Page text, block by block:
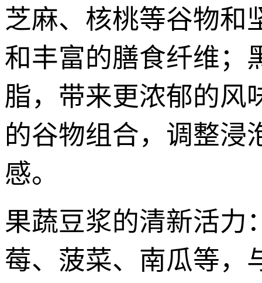
芝麻、核桃等谷物和
和丰富的膳食纤维；
脂，带来更浓郁的风
的谷物组合，调整浸
感。
果蔬豆浆的清新活力
莓、菠菜、南瓜等，